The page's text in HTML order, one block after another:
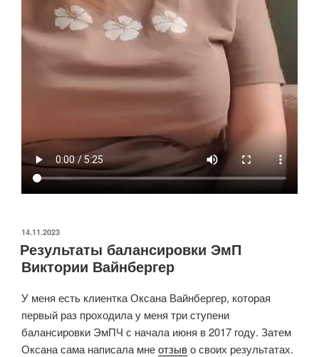
ОПУБЛИКОВАНО
14.11.2023
Результаты балансировки ЭмП
Виктории Вайнбергер
У меня есть клиентка Оксана Вайнбергер, которая
первый раз проходила у меня три ступени
балансировки ЭмПЧ с начала июня в 2017 году. Затем
Оксана сама написала мнеотзыво своих результатах.